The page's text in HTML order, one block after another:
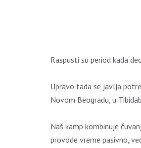
Raspusti su period kada
Upravo tada se javlja
Novom Beogradu, u
Naš kamp kombinuje
provode vreme pasivno,